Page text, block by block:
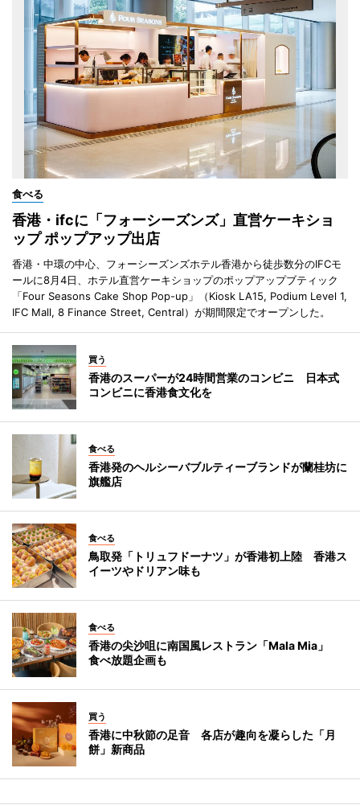
食べる
香港・ifcに「フォーシーズンズ」直営ケーキショ
ップ ポップアップ出店
香港・中環の中心、フォーシーズンズホテル香港から徒歩数分のIFCモ
ールに8月4日、ホテル直営ケーキショップのポップアップブティック
「Four Seasons Cake Shop Pop-up」（Kiosk LA15, Podium Level 1,
IFC Mall, 8 Finance Street, Central）が期間限定でオープンした。
買う
香港のスーパーが24時間営業のコンビニ 日本式
コンビニに香港食文化を
食べる
香港発のヘルシーバブルティーブランドが蘭桂坊に
旗艦店
食べる
鳥取発「トリュフドーナツ」が香港初上陸 香港ス
イーツやドリアン味も
食べる
香港の尖沙咀に南国風レストラン「Mala Mia」
食べ放題企画も
買う
香港に中秋節の足音 各店が趣向を凝らした「月
餅」新商品